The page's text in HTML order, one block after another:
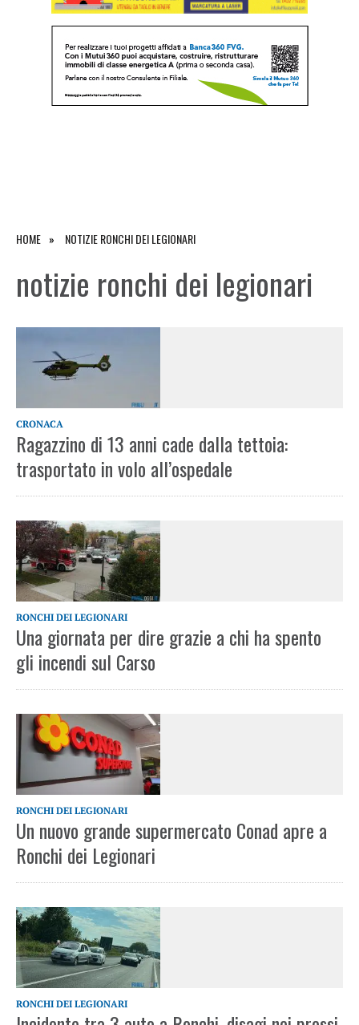
HOME NOTIZIE RONCHI DEI LEGIONARI
notizie ronchi dei legionari
CRONACA
Ragazzino di 13 anni cade dalla tettoia:
trasportato in volo all’ospedale
RONCHI DEI LEGIONARI
Una giornata per dire grazie a chi ha spento
gli incendi sul Carso
RONCHI DEI LEGIONARI
Un nuovo grande supermercato Conad apre a
Ronchi dei Legionari
RONCHI DEI LEGIONARI